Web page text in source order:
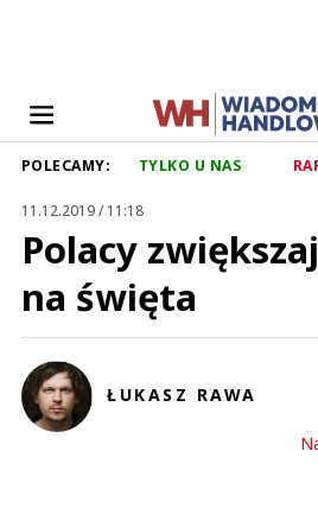
POLECAMY: TYLKO U NAS
11.12.2019 / 11:18
Polacy
na święta
ŁUKASZ RAWA